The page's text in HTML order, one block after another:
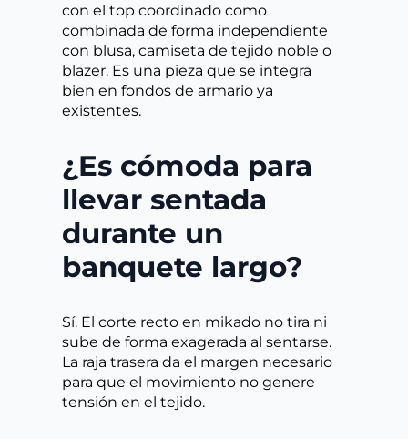
con el top coordinado como
combinada de forma independiente
con blusa, camiseta de tejido noble o
blazer. Es una pieza que se integra
bien en fondos de armario ya
existentes.
¿Es cómoda para
llevar sentada
durante un
banquete largo?
Sí. El corte recto en mikado no tira ni
sube de forma exagerada al sentarse.
La raja trasera da el margen necesario
para que el movimiento no genere
tensión en el tejido.